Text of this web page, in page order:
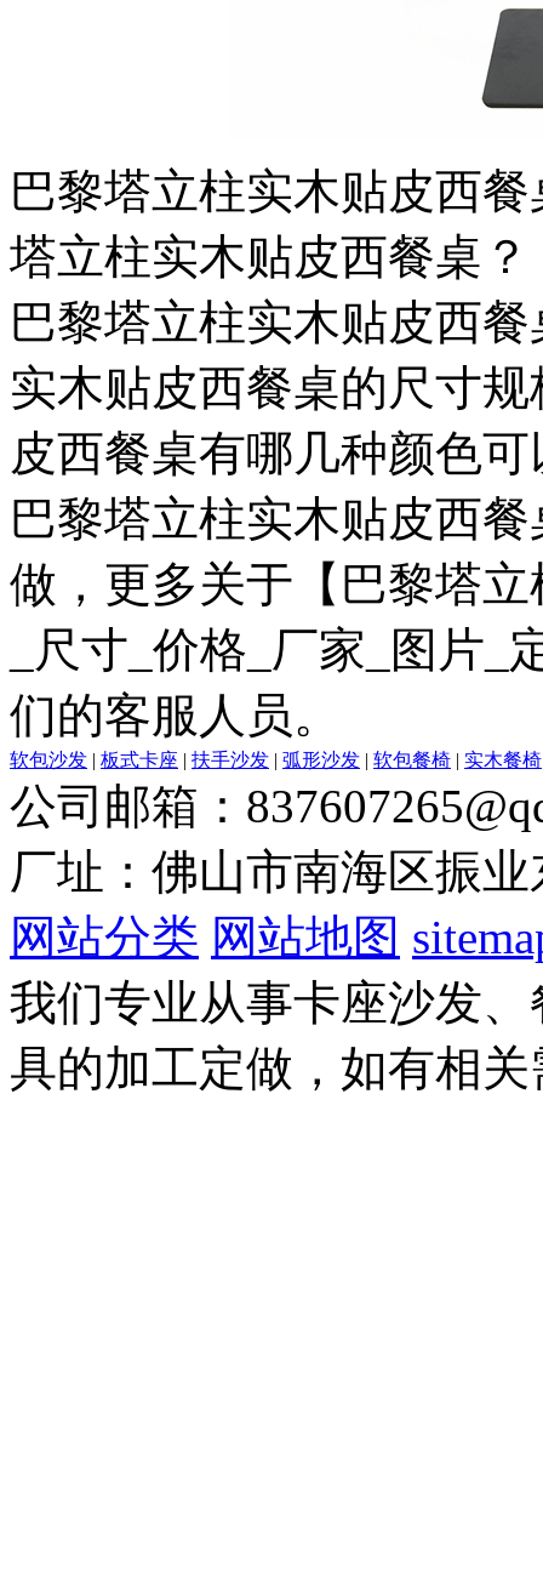
巴黎塔立柱实木贴皮西
塔立柱实木贴皮西餐桌？
巴黎塔立柱实木贴皮西
实木贴皮西餐桌的尺寸
皮西餐桌有哪几种颜色
巴黎塔立柱实木贴皮西
做，更多关于【巴黎塔
_尺寸_价格_厂家_图片
们的客服人员。
软包沙发 | 板式卡座 | 扶手沙发 | 弧形沙发 | 软包餐椅 | 实木餐椅
公司邮箱：
厂址：佛山市南海区振
网站分类 网站地图
我们专业从事卡座沙发
具的加工定做，如有相